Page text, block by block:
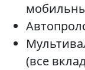
(все